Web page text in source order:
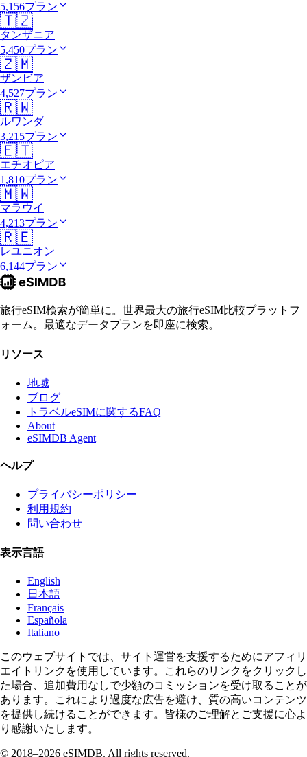
5,156プラン
🇹🇿
タンザニア
5,450プラン
🇿🇲
ザンビア
4,527プラン
🇷🇼
ルワンダ
3,215プラン
🇪🇹
エチオピア
1,810プラン
🇲🇼
マラウイ
4,213プラン
🇷🇪
レユニオン
6,144プラン
旅行eSIM検索が簡単に。世界最大の旅行eSIM比較プラットフ
ォーム。最適なデータプランを即座に検索。
リソース
地域
ブログ
トラベルeSIMに関するFAQ
About
eSIMDB Agent
ヘルプ
プライバシーポリシー
利用規約
問い合わせ
表示言語
English
日本語
Français
Española
Italiano
このウェブサイトでは、サイト運営を支援するためにアフィリ
エイトリンクを使用しています。これらのリンクをクリックし
た場合、追加費用なしで少額のコミッションを受け取ることが
あります。これにより過度な広告を避け、質の高いコンテンツ
を提供し続けることができます。皆様のご理解とご支援に心よ
り感謝いたします。
© 2018–2026 eSIMDB. All rights reserved.